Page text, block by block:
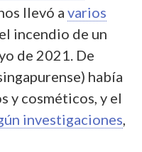
llevó a varios
incendio de un
de 2021. De
había
y cosméticos, y el
investigaciones